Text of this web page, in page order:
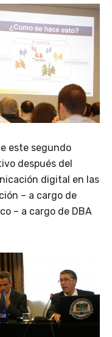
este segundo
después del
digital en las
– a cargo de
– a cargo de DBA